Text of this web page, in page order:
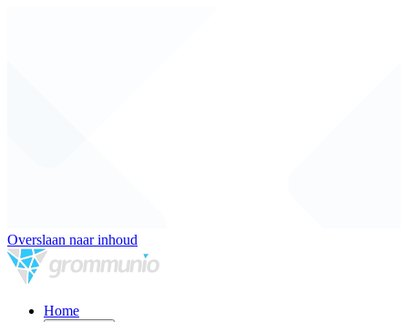
Overslaan naar inhoud
Home